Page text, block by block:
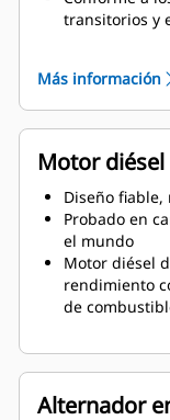
transitorios y
Más información
Motor diésel
Diseño
Probado en
el mundo
Motor diésel
rendimiento
de
Alternador